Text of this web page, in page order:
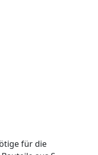
für die